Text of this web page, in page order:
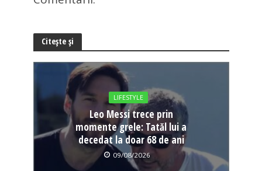
Citește și
LIFESTYLE
Leo Messi trece prin
momente grele: Tatăl lui a
decedat la doar 68 de ani
09/08/2026